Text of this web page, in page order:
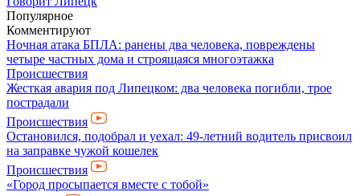
Популярное
Комментируют
Ночная атака БПЛА: ранены два человека, повреждены
четыре частных дома и строящаяся многоэтажка
Происшествия
Жесткая авария под Липецком: два человека погибли, трое
пострадали
Происшествия
Остановился, подобрал и уехал: 49-летний водитель присвоил
на заправке чужой кошелек
Происшествия
«Город просыпается вместе с тобой»